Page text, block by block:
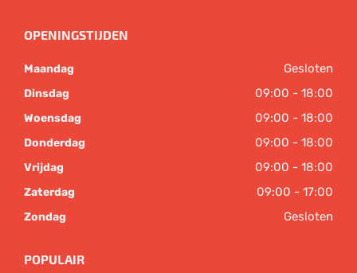
OPENINGSTIJDEN
Maandag Gesloten
Dinsdag 09:00 - 18:00
Woensdag 09:00 - 18:00
Donderdag 09:00 - 18:00
Vrijdag 09:00 - 18:00
Zaterdag 09:00 - 17:00
Zondag Gesloten
POPULAIR